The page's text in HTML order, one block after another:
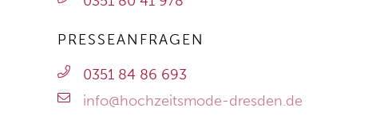
PRESSEANFRAGEN
0351 84 86 693
info@hochzeitsmode-dresden.de